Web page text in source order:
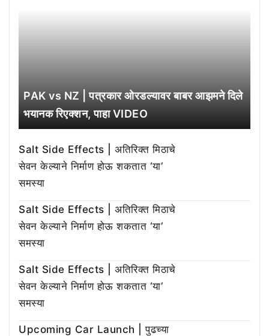
PAK vs NZ | पत्रकार ओरडल्यावर बाबर आझमने दिले
भयानक रिएक्शन, पाहा VIDEO
Salt Side Effects | अतिरिक्त मिठाचे
सेवन केल्याने निर्माण होऊ शकतात ‘या’
समस्या
Salt Side Effects | अतिरिक्त मिठाचे
सेवन केल्याने निर्माण होऊ शकतात ‘या’
समस्या
Salt Side Effects | अतिरिक्त मिठाचे
सेवन केल्याने निर्माण होऊ शकतात ‘या’
समस्या
Upcoming Car Launch | पुढच्या